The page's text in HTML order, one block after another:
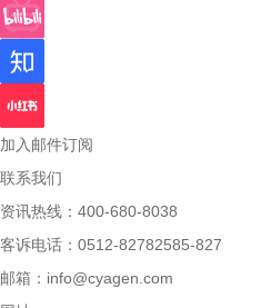
加入邮件订阅
联系我们
资讯热线：400-680-8038
客诉电话：0512-82782585-827
邮箱： info@cyagen.com